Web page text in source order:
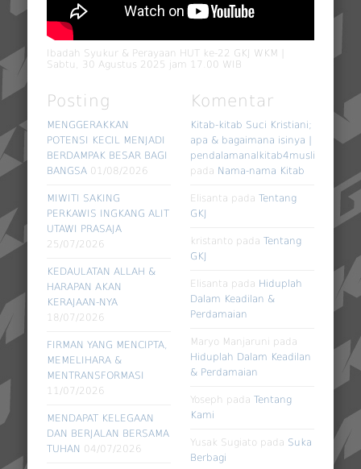
Ibadah Syukur & Perayaan HUT ke-22 GKJ WKM |
Sabtu, 30 Agustus 2025 jam 17.00 WIB
Posting
MENGGERAKKAN
POTENSI KECIL MENJADI
BERDAMPAK BESAR BAGI
BANGSA 01/08/2026
MIWITI SAKING
PERKAWIS INGKANG ALIT
UTAWI PRASAJA
25/07/2026
KEDAULATAN ALLAH &
HARAPAN AKAN
KERAJAAN-NYA
18/07/2026
FIRMAN YANG MENCIPTA,
MEMELIHARA &
MENTRANSFORMASI
11/07/2026
MENDAPAT KELEGAAN
DAN BERJALAN BERSAMA
TUHAN 04/07/2026
Komentar
Kitab-kitab Suci Kristiani;
apa & bagaimana isinya |
pendalamanalkitab4muslim
pada Nama-nama Kitab
Elisanta padaTentang
GKJ
kristanto padaTentang
GKJ
Elisanta pada Hiduplah
Dalam Keadilan &
Perdamaian
Maryo Manjaruni pada
Hiduplah Dalam Keadilan
& Perdamaian
Yoseph padaTentang
Kami
Yusak Sugiato pada Suka
Berbagi